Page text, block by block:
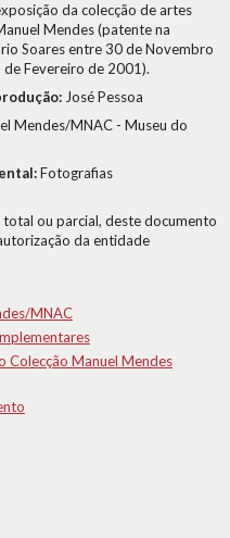
da colecção de artes
Mendes (patente na
Soares entre 30 de Novembro
Fevereiro de 2001).
José Pessoa
Mendes/MNAC - Museu do
Fotografias
total ou parcial, deste documento
da entidade
MNAC
Colecção Manuel Mendes